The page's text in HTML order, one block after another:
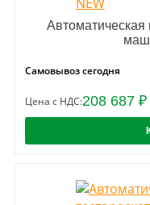
Автоматическая
Самовывоз сегодня
Цена с НДС:208 687 ₽